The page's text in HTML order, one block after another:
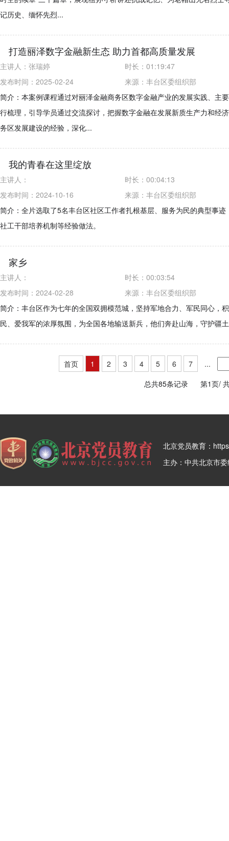
记历史、缅怀先烈...
打造丽泽数字金融新生态 助力首都高质量发展
主讲人： 张瑞婷 时长： 01:19:47
发布时间：2025-02-24
来源： 丰台区委组织部
简介：本案例课程通过对丽泽金融商务区数字金融产业的发展实践、主
行梳理，引导学员通过交流探讨，把握数字金融在发展新质生产力和经
务区发展建设的经验，深化...
我的青春在这里绽放
主讲人： 时长： 00:04:13
发布时间：2024-10-16
来源： 丰台区委组织部
简介：全片选取了5名丰台区社区工作者扎根基层、服务为民的典型事迹
社工干部培养机制等经验做法。
家乡
主讲人： 时长： 00:03:54
发布时间：2024-02-28
来源： 丰台区委组织部
简介：丰台区作为七年的全国双拥模范城，坚持军地合力、军民同心，
民、爱我军的浓厚氛围，为全国各地输送新兵，他们奔赴山海，守护疆
首页 1 2 3 4 5 6 7
...
总共85条记录 第1页/
北京党员教育：
主办：中共北京市